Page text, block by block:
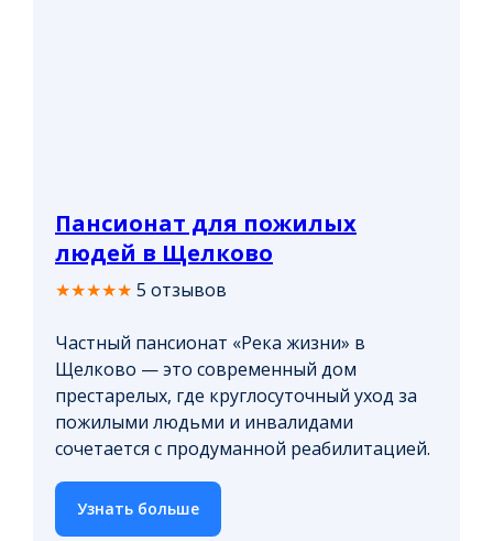
Пансионат для пожилых
людей в Щелково
★★★★★ 5 отзывов
Частный пансионат «Река жизни» в
Щелково — это современный дом
престарелых, где круглосуточный уход за
пожилыми людьми и инвалидами
сочетается с продуманной реабилитацией.
Узнать больше